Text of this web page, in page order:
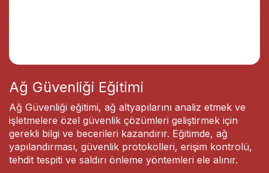
Ağ Güvenliği Eğitimi
Ağ Güvenliği eğitimi, ağ altyapılarını analiz etmek ve
işletmelere özel güvenlik çözümleri geliştirmek için
gerekli bilgi ve becerileri kazandırır. Eğitimde, ağ
yapılandırması, güvenlik protokolleri, erişim kontrolü,
tehdit tespiti ve saldırı önleme yöntemleri ele alınır.